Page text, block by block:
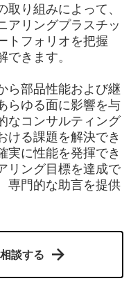
り組みによって、
アリングプラスチッ
トフォリオを把握
きます。
ら部品性能および継
らゆる面に影響を与
なコンサルティング
ける課題を解決でき
実に性能を発揮でき
リング目標を達成で
専門的な助言を提供
談する